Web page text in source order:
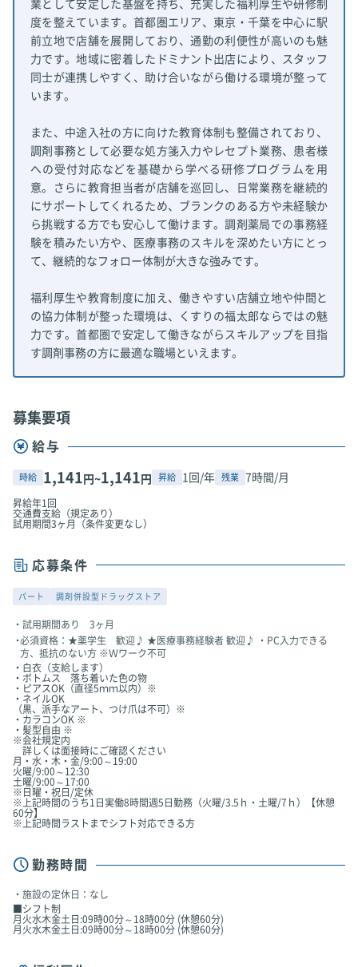
業として安定した基盤を持ち、充実した福利厚生や研修制
度を整えています。首都圏エリア、東京・千葉を中心に駅
前立地で店舗を展開しており、通勤の利便性が高いのも魅
力です。地域に密着したドミナント出店により、スタッフ
同士が連携しやすく、助け合いながら働ける環境が整って
います。
また、中途入社の方に向けた教育体制も整備されており、
調剤事務として必要な処方箋入力やレセプト業務、患者様
への受付対応などを基礎から学べる研修プログラムを用
意。さらに教育担当者が店舗を巡回し、日常業務を継続的
にサポートしてくれるため、ブランクのある方や未経験か
ら挑戦する方でも安心して働けます。調剤薬局での事務経
験を積みたい方や、医療事務のスキルを深めたい方にとっ
て、継続的なフォロー体制が大きな強みです。
福利厚生や教育制度に加え、働きやすい店舗立地や仲間と
の協力体制が整った環境は、くすりの福太郎ならではの魅
力です。首都圏で安定して働きながらスキルアップを目指
す調剤事務の方に最適な職場といえます。
募集要項
給与
時給 1,141 円~1,141 円 昇給 1回/年 残業 7時間/月
昇給年1回
交通費支給（規定あり）
試用期間3ヶ月（条件変更なし）
応募条件
パート 調剤併設型ドラッグストア
試用期間あり 3ヶ月
必須資格：★薬学生 歓迎♪ ★医療事務経験者 歓迎♪ ・PC入力できる
方、抵抗のない方 ※Ｗワーク不可
・白衣（支給します）
・ボトムス 落ち着いた色の物
・ピアスOK（直径5ｍｍ以内）※
・ネイルOK
（黒、派手なアート、つけ爪は不可）※
・カラコンOK ※
・髪型自由 ※
※会社規定内
詳しくは面接時にご確認ください
月・水・木・金/9:00～19:00
火曜/9:00～12:30
土曜/9:00～17:00
※日曜・祝日/定休
※上記時間のうち1日実働8時間週5日勤務（火曜/3.5ｈ・土曜/7ｈ）【休憩
60分】
※上記時間ラストまでシフト対応できる方
勤務時間
施設の定休日：なし
■シフト制
月火水木金土日:09時00分～18時00分 (休憩60分)
月火水木金土日:09時00分～18時00分 (休憩60分)